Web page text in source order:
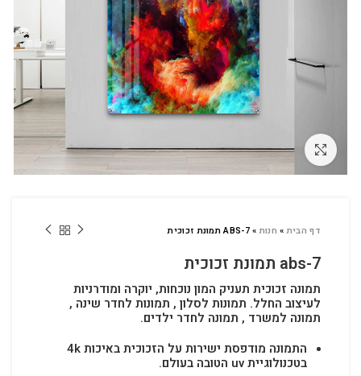
לחץ להגדלה
דף הבית» חנות»ABS-7 תמונת זכוכית
abs-7 תמונת זכוכית
תמונה זכוכית תעניק המון נוכחות, יוקרה ומודרניות
לעיצוב החלל. תמונות לסלון , תמונות לחדר שינה ,
תמונה למשרד , תמונה לחדר ילדים.
התמונה מודפסת ישירות על הזכוכית באיכות 4k
בטכנולוגיית uv הטובה בעולם.